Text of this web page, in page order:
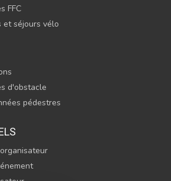
FFC
et séjours vélo
d'obstacle
pédestres